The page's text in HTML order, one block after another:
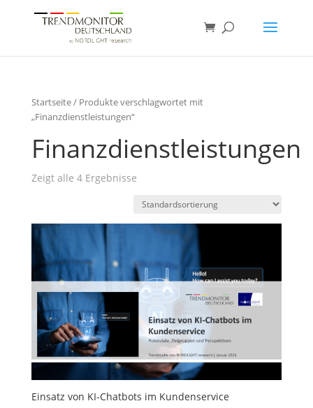
Startseite/ Produkte verschlagwortet mit
„Finanzdienstleistungen“
Finanzdienstleistungen
Zeigt alle 4 Ergebnisse
Einsatz von KI-Chatbots im Kundenservice